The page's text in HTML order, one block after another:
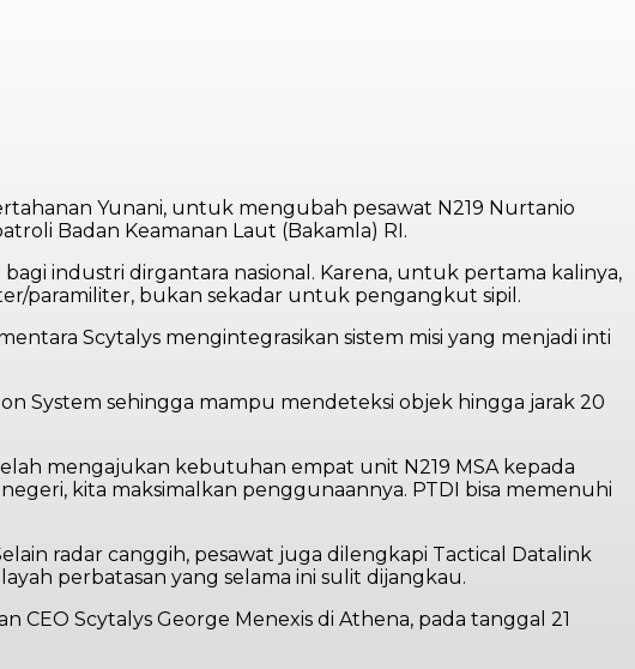
Yunani, untuk mengubah pesawat N219 Nurtanio
Badan Keamanan Laut (Bakamla) RI.
industri dirgantara nasional. Karena, untuk pertama kalinya,
paramiliter, bukan sekadar untuk pengangkut sipil.
Scytalys mengintegrasikan sistem misi yang menjadi inti
System sehingga mampu mendeteksi objek hingga jarak 20
mengajukan kebutuhan empat unit N219 MSA kepada
kita maksimalkan penggunaannya. PTDI bisa memenuhi
radar canggih, pesawat juga dilengkapi Tactical Datalink
perbatasan yang selama ini sulit dijangkau.
CEO Scytalys George Menexis di Athena, pada tanggal 21